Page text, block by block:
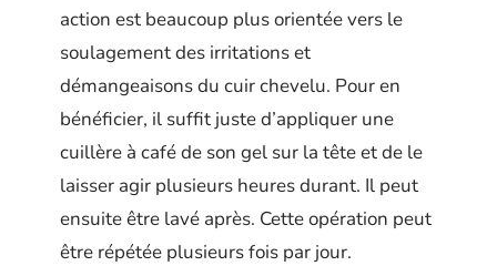
action est beaucoup plus orientée vers le
soulagement des irritations et
démangeaisons du cuir chevelu. Pour en
bénéficier, il suffit juste d’appliquer une
cuillère à café de son gel sur la tête et de le
laisser agir plusieurs heures durant. Il peut
ensuite être lavé après. Cette opération peut
être répétée plusieurs fois par jour.